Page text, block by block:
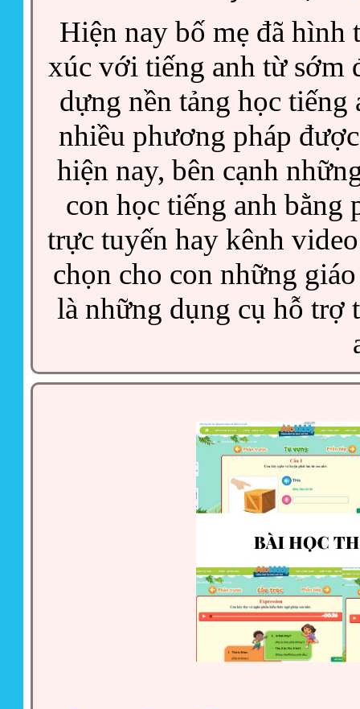
Hiện nay bố mẹ đã hình
xúc với tiếng anh từ sớm
dựng nền tảng học
nhiều phương pháp
hiện nay, bên cạnh
con học tiếng anh bằng
trực tuyến hay kênh
chọn cho con những
là những dụng cụ hỗ trợ